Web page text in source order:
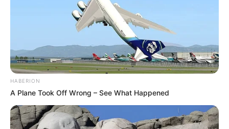
Além da linha, você precisará de um objeto para
utilizar de âncora para tecer, como lápis, cavilha
de madeira, entre outros.
HABERION
A Plane Took Off Wrong – See What Happened